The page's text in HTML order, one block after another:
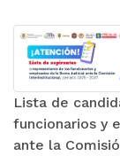
Lista de
funcionarios y
ante la